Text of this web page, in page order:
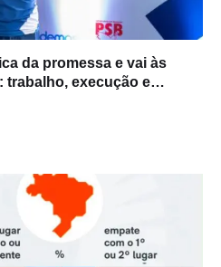
da promessa e vai às
trabalho, execução e